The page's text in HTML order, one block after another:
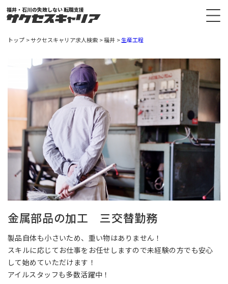
福井・石川の失敗しない 転職支援
トップ サクセスキャリア求人検索 福井 生産工程
金属部品の加工 三交替勤務
製品自体も小さいため、重い物はありません！
スキルに応じてお仕事をお任せしますので未経験の方でも安心
して始めていただけます！
アイルスタッフも多数活躍中！